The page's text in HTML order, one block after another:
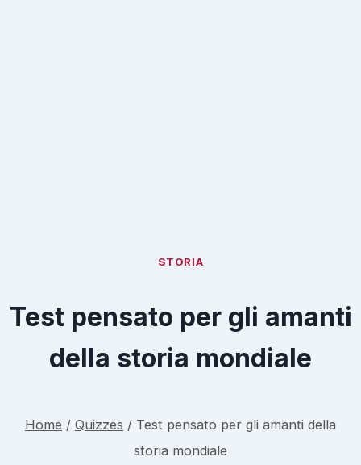
STORIA
Test pensato per gli amanti
della storia mondiale
Home / Quizzes / Test pensato per gli amanti della
storia mondiale